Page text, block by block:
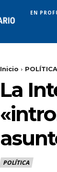
EN
Inicio POLÍTICA
La
POLÍTICA